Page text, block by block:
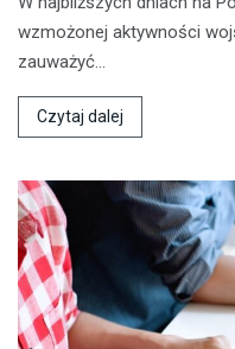
wzmożonej aktywności
zauważyć…
Czytaj dalej